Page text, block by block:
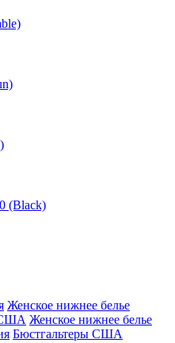
Женское нижнее белье
США Женское нижнее белье
Бюстгальтеры США